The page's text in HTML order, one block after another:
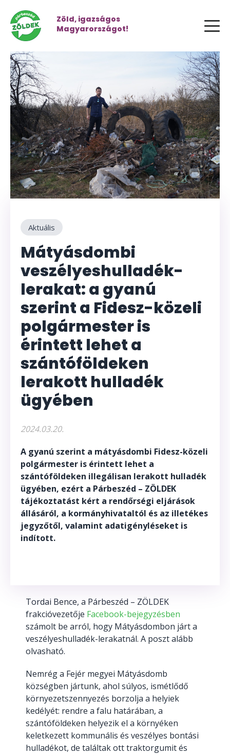
Zöld, igazságos
Magyarországot!
Aktuális
Mátyásdombi
veszélyeshulladék-
lerakat: a gyanú
szerint a Fidesz-közeli
polgármester is
érintett lehet a
szántóföldeken
lerakott hulladék
ügyében
2024.03.20.
A gyanú szerint a mátyásdombi Fidesz-közeli
polgármester is érintett lehet a
szántóföldeken illegálisan lerakott hulladék
ügyében, ezért a Párbeszéd – ZÖLDEK
tájékoztatást kért a rendőrségi eljárások
állásáról, a kormányhivataltól és az illetékes
jegyzőtől, valamint adatigényléseket is
indított.
Tordai Bence, a Párbeszéd – ZÖLDEK
frakcióvezetője Facebook-bejegyzésben
számolt be arról, hogy Mátyásdombon járt a
veszélyeshulladék-lerakatnál. A poszt alább
olvasható.
Nemrég a Fejér megyei Mátyásdomb
községben jártunk, ahol súlyos, ismétlődő
környezetszennyezés borzolja a helyiek
kedélyét: rendre a falu határában, a
szántóföldeken helyezik el a környéken
keletkezett kommunális és veszélyes bontási
hulladékot, de találtak ott traktorgumit és